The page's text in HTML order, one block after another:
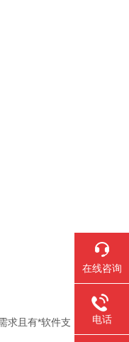
求且有*软件支
在线咨询
电话